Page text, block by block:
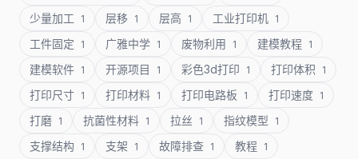
少量加工 1 层移 1 层高 1 工业打印机 1
工件固定 1 广雅中学 1 废物利用 1 建模教程 1
建模软件 1 开源项目 1 彩色3d打印 1 打印体积 1
打印尺寸 1 打印材料 1 打印电路板 1 打印速度 1
打磨 1 抗菌性材料 1 拉丝 1 指纹模型 1
支撑结构 1 支架 1 故障排查 1 教程 1